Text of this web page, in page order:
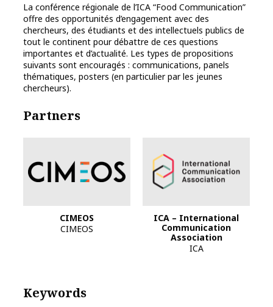
La conférence régionale de l’ICA “Food Communication”
offre des opportunités d’engagement avec des
chercheurs, des étudiants et des intellectuels publics de
tout le continent pour débattre de ces questions
importantes et d’actualité. Les types de propositions
suivants sont encouragés : communications, panels
thématiques, posters (en particulier par les jeunes
chercheurs).
Partners
CIMEOS
CIMEOS
ICA – International
Communication
Association
ICA
Keywords